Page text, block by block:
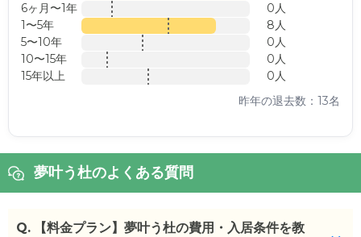
6ヶ月〜1年
0人
1〜5年
8人
5〜10年
0人
10〜15年
0人
15年以上
0人
昨年の退去数：13名
夢叶う杜のよくある質問
Q.
【料金プラン】夢叶う杜の費用・入居条件を教